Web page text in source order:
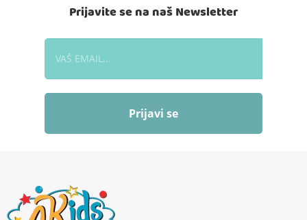
Prijavite se na naš Newsletter
Prijavi se